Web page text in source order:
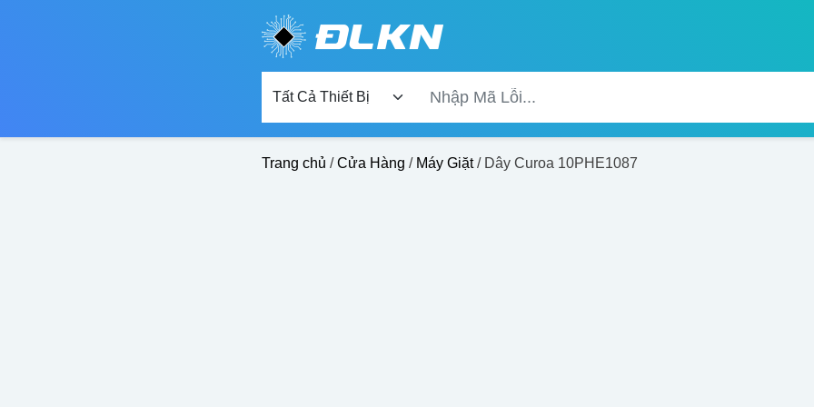
Trang chủ /Cửa Hàng / Máy Giặt/ Dây Curoa 10PHE1087